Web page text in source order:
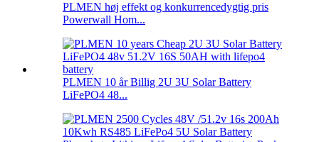
PLMEN høj effekt og konkurrencedygtig pris
Powerwall Hom...
PLMEN 10 år Billig 2U 3U Solar Battery
LiFePO4 48...